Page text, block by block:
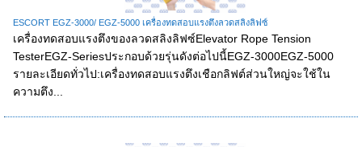
ESCORT EGZ-3000/ EGZ-5000 เครื่องทดสอบแรงตึงลวดสลิงลิฟซ์
เครื่องทดสอบแรงตึงของลวดสลิงลิฟซ์Elevator Rope Tension
TesterEGZ-Seriesประกอบด้วยรุ่นดังต่อไปนี้EGZ-3000EGZ-5000
รายละเอียดทั่วไป:เครื่องทดสอบแรงตึงเชือกลิฟต์ส่วนใหญ่จะใช้ใน
ความตึง...